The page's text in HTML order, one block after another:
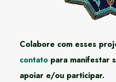
Colabore com esses
contato para manifestar
apoiar e/ou participar.